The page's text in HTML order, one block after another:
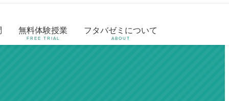
無料体験授業
FREE TRIAL
フタバゼミについて
ABOUT